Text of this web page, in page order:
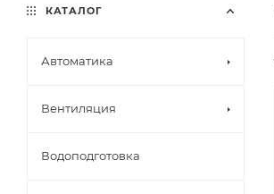
КАТАЛОГ
Автоматика
Вентиляция
Водоподготовка